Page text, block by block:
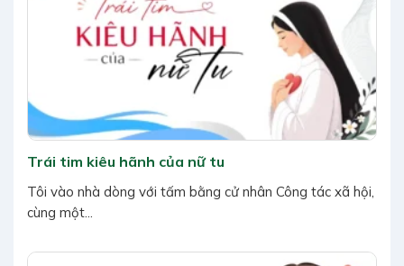
Trái tim kiêu hãnh của nữ tu
Tôi vào nhà dòng với tấm bằng cử nhân Công tác xã hội,
cùng một...